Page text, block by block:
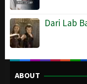
Dari Lab
ABOUT